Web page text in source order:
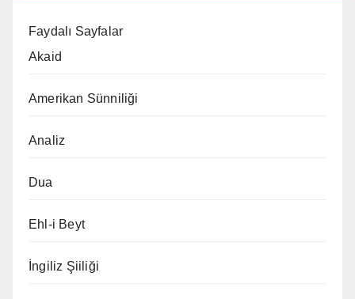
Faydalı Sayfalar
Akaid
Amerikan Sünniliği
Analiz
Dua
Ehl-i Beyt
İngiliz Şiiliği